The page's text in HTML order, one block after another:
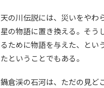
天の川伝説には、災いをやわ
星の物語に置き換える。そう
るために物語を与えた、とい
たということでもある。
鍋倉渓の石河は、ただの見ど